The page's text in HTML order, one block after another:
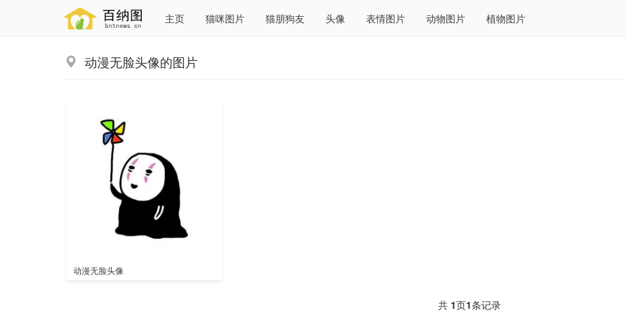
主页 猫咪图片 猫朋狗友 头像 表情图片 动物图片 植物图片
动漫无脸头像的图片
动漫无脸头像
共 1页1条记录